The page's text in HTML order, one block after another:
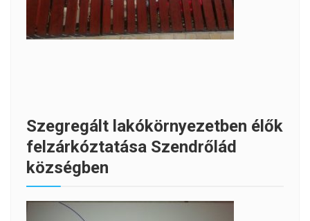
Szegregált lakókörnyezetben élők
felzárkóztatása Szendrőlád
községben